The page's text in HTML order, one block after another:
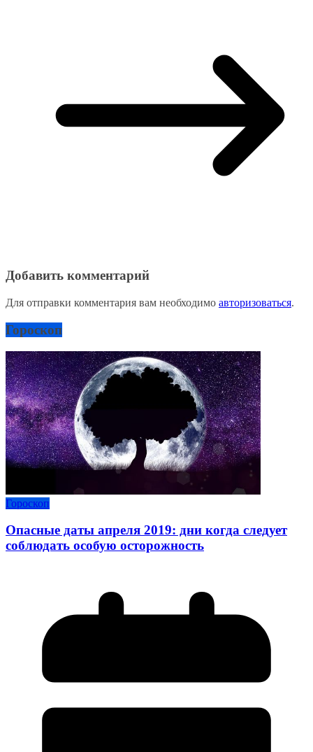
Добавить комментарий
Для отправки комментария вам необходимо авторизоваться.
Гороскоп
Гороскоп
Опасные даты апреля 2019: дни когда следует
соблюдать особую осторожность